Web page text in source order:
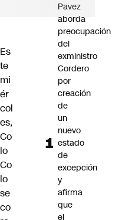
Es
te
mi
ér
col
es,
Co
lo
Co
lo
se
co
Pavez
aborda
preocupación
del
exministro
Cordero
por
creación
de
un
nuevo
estado
de
excepción
y
afirma
que
el